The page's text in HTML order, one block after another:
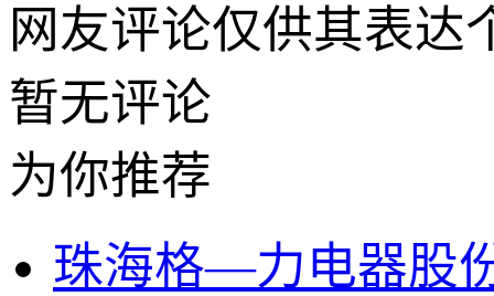
网友评论仅供其表达
暂无评论
为你推荐
珠海格—力电器股